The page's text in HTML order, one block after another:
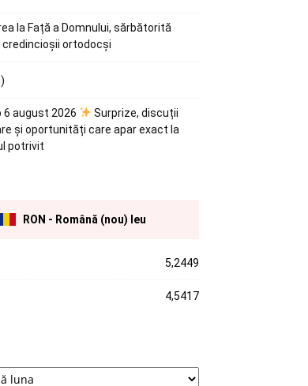
la Față a Domnului, sărbătorită
ortodocși
6 august 2026
Surprize, discuții
și oportunități care apar exact la
potrivit
RON - Română (nou) leu
5,2449
4,5417